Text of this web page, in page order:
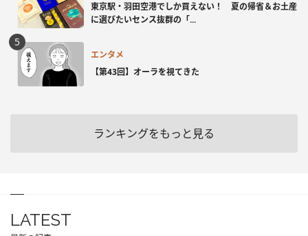
東京駅・羽田空港でしか買えない！ 夏の帰省＆お土産
に選びたいセンス抜群の「...
エンタメ
【第43回】オーラを視てきた
ランキングをもっと見る
LATEST